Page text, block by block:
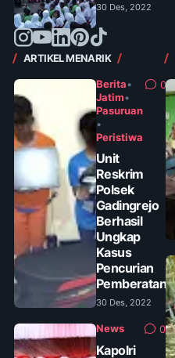
30 Des, 2022
ARTIKEL MENARIK
Berita•
Jatim•
Pasuruan
•
Peristiwa
0
Unit
Reskrim
Polsek
Gadingrejo
Berhasil
Ungkap
Kasus
Pencurian
Pemberatan
30 Des, 2022
News 0
Kapolri